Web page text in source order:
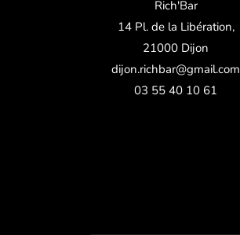
Rich'Bar
14 Pl. de la Libération,
21000 Dijon
dijon.richbar@gmail.com
03 55 40 10 61